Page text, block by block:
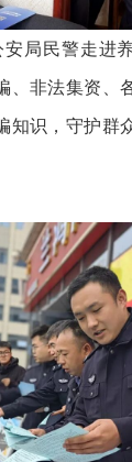
安局民警走进
、非法集资、
知识，守护群